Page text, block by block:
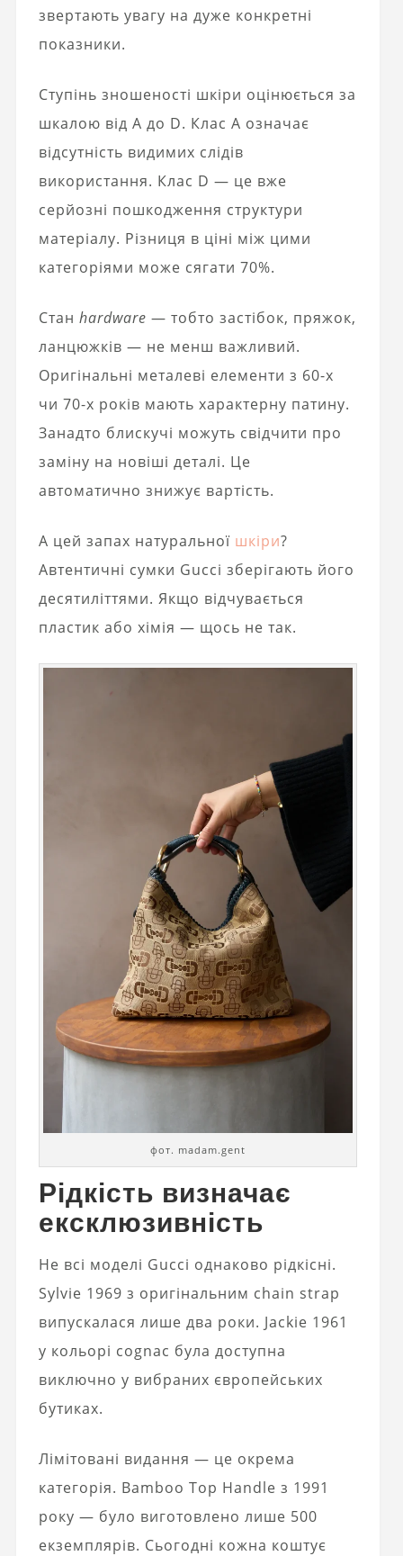
звертають увагу на дуже конкретні
показники.
Ступінь зношеності шкіри оцінюється за
шкалою від A до D. Клас A означає
відсутність видимих слідів
використання. Клас D — це вже
серйозні пошкодження структури
матеріалу. Різниця в ціні між цими
категоріями може сягати 70%.
Стан hardware — тобто застібок, пряжок,
ланцюжків — не менш важливий.
Оригінальні металеві елементи з 60-х
чи 70-х років мають характерну патину.
Занадто блискучі можуть свідчити про
заміну на новіші деталі. Це
автоматично знижує вартість.
А цей запах натуральної шкіри?
Автентичні сумки Gucci зберігають його
десятиліттями. Якщо відчувається
пластик або хімія — щось не так.
фот. madam.gent
Рідкість визначає
ексклюзивність
Не всі моделі Gucci однаково рідкісні.
Sylvie 1969 з оригінальним chain strap
випускалася лише два роки. Jackie 1961
у кольорі cognac була доступна
виключно у вибраних європейських
бутиках.
Лімітовані видання — це окрема
категорія. Bamboo Top Handle з 1991
року — було виготовлено лише 500
екземплярів. Сьогодні кожна коштує